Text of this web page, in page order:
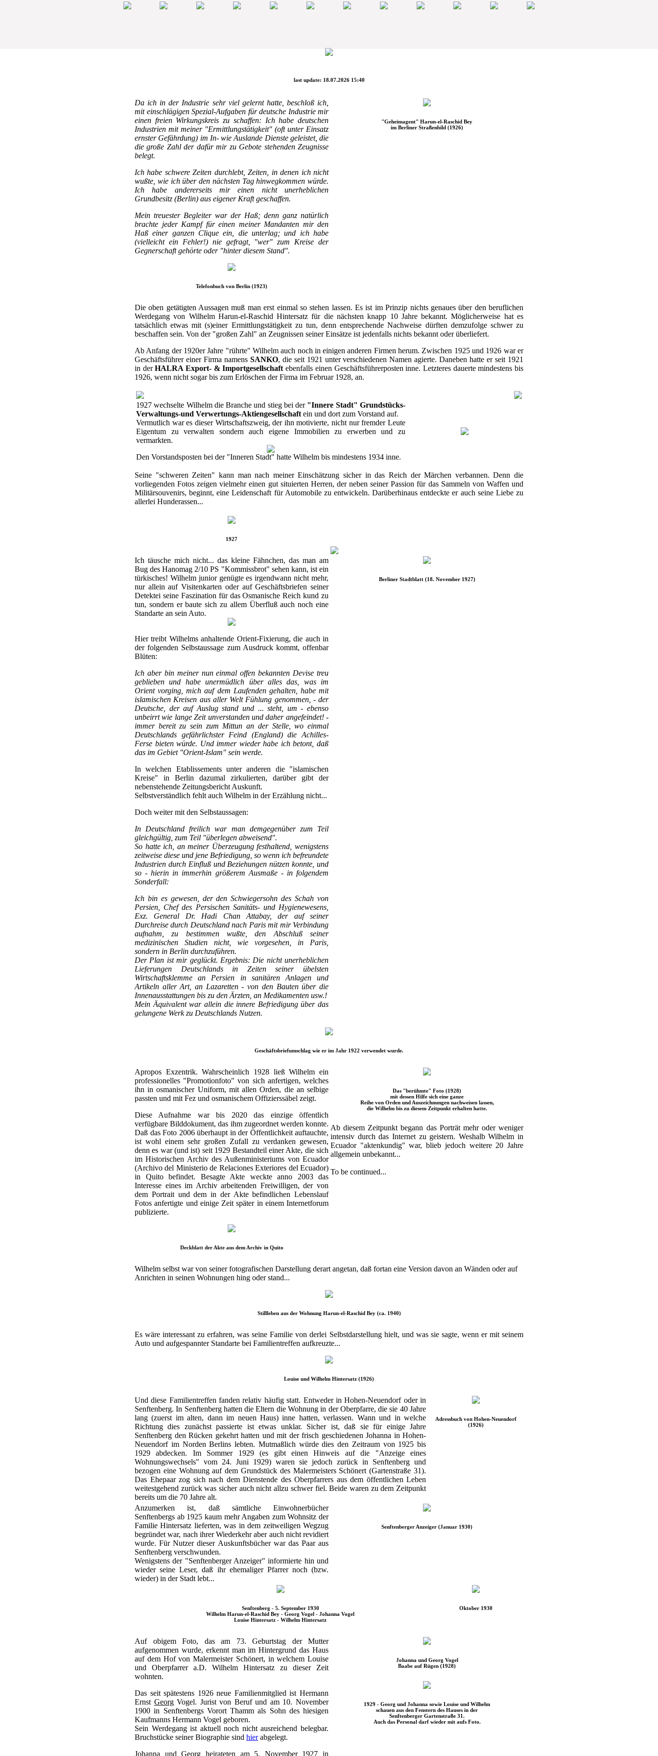
last update: 18.07.2026 15:40
Da ich in der Industrie sehr viel gelernt hatte, beschloß ich,
mit einschlägigen Spezial-Aufgaben für deutsche Industrie mir
einen freien Wirkungskreis zu schaffen: Ich habe deutschen
Industrien mit meiner "Ermittlungstätigkeit" (oft unter Einsatz
ernster Gefährdung) im In- wie Auslande Dienste geleistet, die
die große Zahl der dafür mir zu Gebote stehenden Zeugnisse
belegt.
Ich habe schwere Zeiten durchlebt, Zeiten, in denen ich nicht
wußte, wie ich über den nächsten Tag hinwegkommen würde.
Ich habe andererseits mir einen nicht unerheblichen
Grundbesitz (Berlin) aus eigener Kraft geschaffen.
Mein treuester Begleiter war der Haß; denn ganz natürlich
brachte jeder Kampf für einen meiner Mandanten mir den
Haß einer ganzen Clique ein, die unterlag; und ich habe
(vielleicht ein Fehler!) nie gefragt, "wer" zum Kreise der
Gegnerschaft gehörte oder "hinter diesem Stand".
Telefonbuch von Berlin (1923)
"Geheimagent" Harun-el-Raschid Bey
im Berliner Straßenbild (1926)
Die oben getätigten Aussagen muß man erst einmal so stehen lassen. Es ist im Prinzip nichts genaues über den beruflichen
Werdegang von Wilhelm Harun-el-Raschid Hintersatz für die nächsten knapp 10 Jahre bekannt. Möglicherweise hat es
tatsächlich etwas mit (s)einer Ermittlungstätigkeit zu tun, denn entsprechende Nachweise dürften demzufolge schwer zu
beschaffen sein. Von der "großen Zahl" an Zeugnissen seiner Einsätze ist jedenfalls nichts bekannt oder überliefert.
Ab Anfang der 1920er Jahre "rührte" Wilhelm auch noch in einigen anderen Firmen herum. Zwischen 1925 und 1926 war er
Geschäftsführer einer Firma namens SANKO, die seit 1921 unter verschiedenen Namen agierte. Daneben hatte er seit 1921
in derHALRA Export- & Importgesellschaft ebenfalls einen Geschäftsführerposten inne. Letzteres dauerte mindestens bis
1926, wenn nicht sogar bis zum Erlöschen der Firma im Februar 1928, an.
1927 wechselte Wilhelm die Branche und stieg bei der "Innere Stadt" Grundstücks-
Verwaltungs-und Verwertungs-Aktiengesellschaft ein und dort zum Vorstand auf.
Vermutlich war es dieser Wirtschaftszweig, der ihn motivierte, nicht nur fremder Leute
Eigentum zu verwalten sondern auch eigene Immobilien zu erwerben und zu
vermarkten.
Den Vorstandsposten bei der "Inneren Stadt" hatte Wilhelm bis mindestens 1934 inne.
Seine "schweren Zeiten" kann man nach meiner Einschätzung sicher in das Reich der Märchen verbannen. Denn die
vorliegenden Fotos zeigen vielmehr einen gut situierten Herren, der neben seiner Passion für das Sammeln von Waffen und
Militärsouvenirs, beginnt, eine Leidenschaft für Automobile zu entwickeln. Darüberhinaus entdeckte er auch seine Liebe zu
allerlei Hunderassen...
1927
Ich täusche mich nicht... das kleine Fähnchen, das man am
Bug des Hanomag 2/10 PS "Kommissbrot" sehen kann, ist ein
türkisches! Wilhelm junior genügte es irgendwann nicht mehr,
nur allein auf Visitenkarten oder auf Geschäftsbriefen seiner
Detektei seine Faszination für das Osmanische Reich kund zu
tun, sondern er baute sich zu allem Überfluß auch noch eine
Standarte an sein Auto.
Hier treibt Wilhelms anhaltende Orient-Fixierung, die auch in
der folgenden Selbstaussage zum Ausdruck kommt, offenbar
Blüten:
Ich aber bin meiner nun einmal offen bekannten Devise treu
geblieben und habe unermüdlich über alles das, was im
Orient vorging, mich auf dem Laufenden gehalten, habe mit
islamischen Kreisen aus aller Welt Fühlung genommen, - der
Deutsche, der auf Auslug stand und ... steht, um - ebenso
unbeirrt wie lange Zeit unverstanden und daher angefeindet! -
immer bereit zu sein zum Mittun an der Stelle, wo einmal
Deutschlands gefährlichster Feind (England) die Achilles-
Ferse bieten würde. Und immer wieder habe ich betont, daß
das im Gebiet "Orient-Islam" sein werde.
In welchen Etablissements unter anderen die "islamischen
Kreise" in Berlin dazumal zirkulierten, darüber gibt der
nebenstehende Zeitungsbericht Auskunft.
Selbstverständlich fehlt auch Wilhelm in der Erzählung nicht...
Doch weiter mit den Selbstaussagen:
In Deutschland freilich war man demgegenüber zum Teil
gleichgültig, zum Teil "überlegen abweisend".
So hatte ich, an meiner Überzeugung festhaltend, wenigstens
zeitweise diese und jene Befriedigung, so wenn ich befreundete
Industrien durch Einfluß und Beziehungen nützen konnte, und
so - hierin in immerhin größerem Ausmaße - in folgendem
Sonderfall:
Ich bin es gewesen, der den Schwiegersohn des Schah von
Persien, Chef des Persischen Sanitäts- und Hygienewesens,
Exz. General Dr. Hadi Chan Attabay, der auf seiner
Durchreise durch Deutschland nach Paris mit mir Verbindung
aufnahm, zu bestimmen wußte, den Abschluß seiner
medizinischen Studien nicht, wie vorgesehen, in Paris,
sondern in Berlin durchzuführen.
Der Plan ist mir geglückt. Ergebnis: Die nicht unerheblichen
Lieferungen Deutschlands in Zeiten seiner übelsten
Wirtschaftsklemme an Persien in sanitären Anlagen und
Artikeln aller Art, an Lazaretten - von den Bauten über die
Innenausstattungen bis zu den Ärzten, an Medikamenten usw.!
Mein Äquivalent war allein die innere Befriedigung über das
gelungene Werk zu Deutschlands Nutzen.
Berliner Stadtblatt (18. November 1927)
Geschäftsbriefumschlag wie er im Jahr 1922 verwendet wurde.
Apropos Exzentrik. Wahrscheinlich 1928 ließ Wilhelm ein
professionelles "Promotionfoto" von sich anfertigen, welches
ihn in osmanischer Uniform, mit allen Orden, die an selbige
passten und mit Fez und osmanischem Offizierssäbel zeigt.
Diese Aufnahme war bis 2020 das einzige öffentlich
verfügbare Bilddokument, das ihm zugeordnet werden konnte.
Daß das Foto 2006 überhaupt in der Öffentlichkeit auftauchte,
ist wohl einem sehr großen Zufall zu verdanken gewesen,
denn es war (und ist) seit 1929 Bestandteil einer Akte, die sich
im Historischen Archiv des Außenministeriums von Ecuador
(Archivo del Ministerio de Relaciones Exteriores del Ecuador)
in Quito befindet. Besagte Akte weckte anno 2003 das
Interesse eines im Archiv arbeitenden Freiwilligen, der von
dem Portrait und dem in der Akte befindlichen Lebenslauf
Fotos anfertigte und einige Zeit später in einem Internetforum
publizierte.
Deckblatt der Akte aus dem Archiv in Quito
Das "berühmte" Foto (1928)
mit dessen Hilfe sich eine ganze
Reihe von Orden und Auszeichnungen nachweisen lassen,
die Wilhelm bis zu diesem Zeitpunkt erhalten hatte.
Ab diesem Zeitpunkt begann das Porträt mehr oder weniger
intensiv durch das Internet zu geistern. Weshalb Wilhelm in
Ecuador "aktenkundig" war, blieb jedoch weitere 20 Jahre
allgemein unbekannt...
To be continued...
Wilhelm selbst war von seiner fotografischen Darstellung derart angetan, daß fortan eine Version davon an Wänden oder auf
Anrichten in seinen Wohnungen hing oder stand...
Stillleben aus der Wohnung Harun-el-Raschid Bey (ca. 1940)
Es wäre interessant zu erfahren, was seine Familie von derlei Selbstdarstellung hielt, und was sie sagte, wenn er mit seinem
Auto und aufgespannter Standarte bei Familientreffen aufkreuzte...
Louise und Wilhelm Hintersatz (1926)
Und diese Familientreffen fanden relativ häufig statt. Entweder in Hohen-Neuendorf oder in
Senftenberg. In Senftenberg hatten die Eltern die Wohnung in der Oberpfarre, die sie 40 Jahre
lang (zuerst im alten, dann im neuen Haus) inne hatten, verlassen. Wann und in welche
Richtung dies zunächst passierte ist etwas unklar. Sicher ist, daß sie für einige Jahre
Senftenberg den Rücken gekehrt hatten und mit der frisch geschiedenen Johanna in Hohen-
Neuendorf im Norden Berlins lebten. Mutmaßlich würde dies den Zeitraum von 1925 bis
1929 abdecken. Im Sommer 1929 (es gibt einen Hinweis auf die "Anzeige eines
Wohnungswechsels" vom 24. Juni 1929) waren sie jedoch zurück in Senftenberg und
bezogen eine Wohnung auf dem Grundstück des Malermeisters Schönert (Gartenstraße 31).
Das Ehepaar zog sich nach dem Dienstende des Oberpfarrers aus dem öffentlichen Leben
weitestgehend zurück was sicher auch nicht allzu schwer fiel. Beide waren zu dem Zeitpunkt
bereits um die 70 Jahre alt.
Adressbuch von Hohen-Neuendorf
(1926)
Anzumerken ist, daß sämtliche Einwohnerbücher
Senftenbergs ab 1925 kaum mehr Angaben zum Wohnsitz der
Familie Hintersatz lieferten, was in dem zeitweiligen Wegzug
begründet war, nach ihrer Wiederkehr aber auch nicht revidiert
wurde. Für Nutzer dieser Auskunftsbücher war das Paar aus
Senftenberg verschwunden.
Wenigstens der "Senftenberger Anzeiger" informierte hin und
wieder seine Leser, daß ihr ehemaliger Pfarrer noch (bzw.
wieder) in der Stadt lebt...
Senftenberger Anzeiger (Januar 1930)
Senftenberg - 5. September 1930
Wilhelm Harun-el-Raschid Bey - Georg Vogel - Johanna Vogel
Louise Hintersatz - Wilhelm Hintersatz
Oktober 1930
Auf obigem Foto, das am 73. Geburtstag der Mutter
aufgenommen wurde, erkennt man im Hintergrund das Haus
auf dem Hof von Malermeister Schönert, in welchem Louise
und Oberpfarrer a.D. Wilhelm Hintersatz zu dieser Zeit
wohnten.
Das seit spätestens 1926 neue Familienmitglied ist Hermann
Ernst GeorgVogel. Jurist von Beruf und am 10. November
1900 in Senftenbergs Vorort Thamm als Sohn des hiesigen
Kaufmanns Hermann Vogel geboren.
Sein Werdegang ist aktuell noch nicht ausreichend belegbar.
Bruchstücke seiner Biographie sind hierabgelegt.
Johanna und Georg heirateten am 5. November 1927 in
Johanna und Georg Vogel
Baabe auf Rügen (1928)
1929 - Georg und Johanna sowie Louise und Wilhelm
schauen aus den Fenstern des Hauses in der
Senftenberger Gartenstraße 31.
Auch das Personal darf wieder mit aufs Foto.